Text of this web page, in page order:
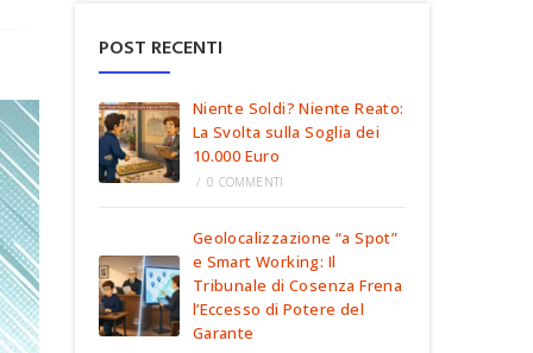
POST RECENTI
Niente Soldi? Niente Reato:
La Svolta sulla Soglia dei
10.000 Euro
/ 0 COMMENTI
Geolocalizzazione “a Spot”
e Smart Working: Il
Tribunale di Cosenza Frena
l’Eccesso di Potere del
Garante